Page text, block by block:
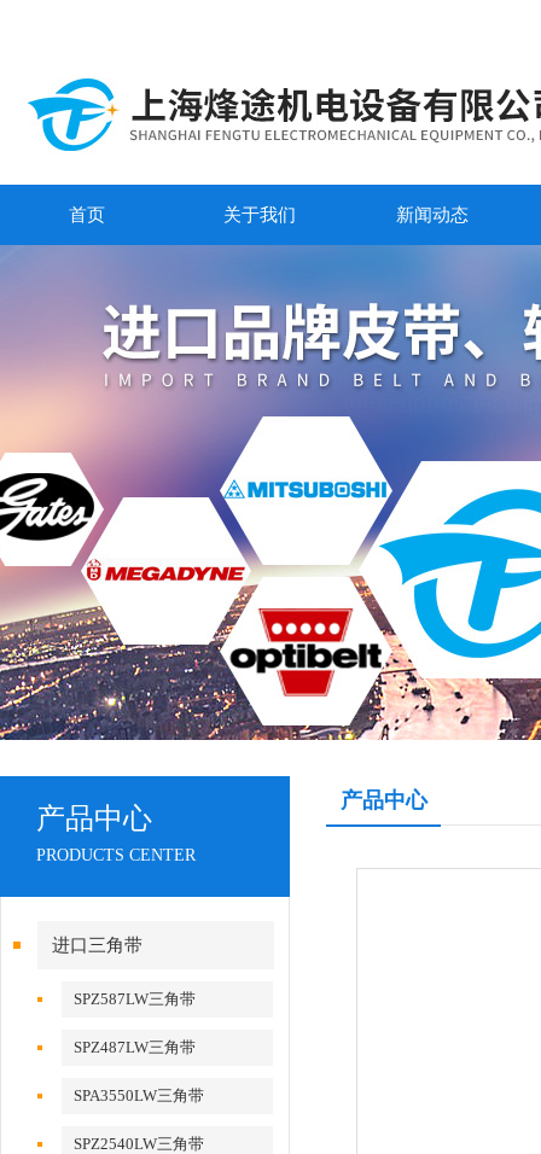
首页 关于我们 新闻动态
产品中心
PRODUCTS CENTER
进口三角带
SPZ587LW三角带
SPZ487LW三角带
SPA3550LW三角带
SPZ2540LW三角带
产品中心